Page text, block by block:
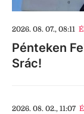
2026. 08. 07., 08:11
Pénteken
Srác!
2026. 08. 02., 11:07